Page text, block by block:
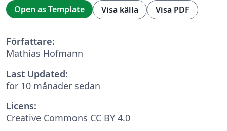
Open as Template Visa källa Visa PDF
Författare:
Mathias Hofmann
Last Updated:
för 10 månader sedan
Licens:
Creative Commons CC BY 4.0